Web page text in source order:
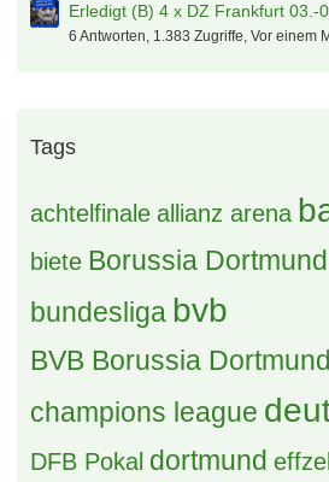
Erledigt (B) 4 x DZ Frankfurt 03.-
6 Antworten, 1.383 Zugriffe, Vor einem
Tags
achtelfinale allianz arena
biete Borussia Dortmund
bundesliga bvb
BVB Borussia Dortmund
champions league
DFB Pokal dortmund